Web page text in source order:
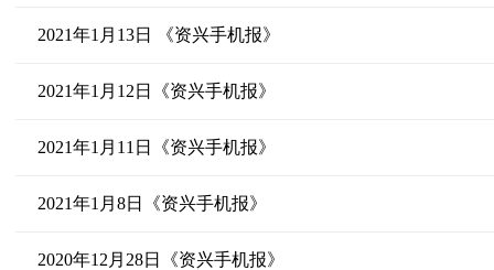
2021年1月13日 《资兴手机报》
2021年1月12日《资兴手机报》
2021年1月11日《资兴手机报》
2021年1月8日《资兴手机报》
2020年12月28日《资兴手机报》